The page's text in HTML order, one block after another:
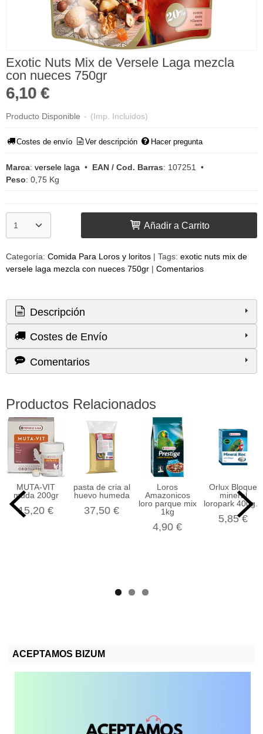
ACEPTAMOS BIZUM
Exotic Nuts Mix de Versele Laga mezcla
con nueces 750gr
6,10 €
Producto Disponible - (Imp. Incluidos)
Costes de envío Ver descripción Hacer pregunta
Marca: versele laga • EAN / Cod. Barras: 107251
•
Peso: 0,75 Kg
Añadir a Carrito
Categoría: Comida Para Loros y loritos | Tags: exotic nuts mix de
versele laga mezcla con nueces 750gr | Comentarios
Descripción
Costes de Envío
Comentarios
Productos Relacionados
MUTA-VIT
muda 200gr
15,20 €
pasta de cria al
huevo humeda
37,50 €
Loros
Amazonicos
loro parque mix
1kg
4,90 €
Orlux Bloque
mineral
loropark 400g...
5,85 €